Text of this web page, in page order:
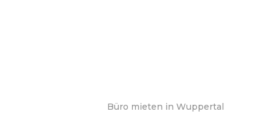
Büro mieten in Wuppertal